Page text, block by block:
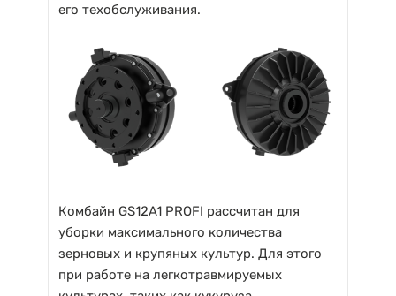
его техобслуживания.
Комбайн GS12A1 PROFI рассчитан для
уборки максимального количества
зерновых и крупяных культур. Для этого
при работе на легкотравмируемых